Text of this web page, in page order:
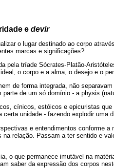
e devir
o lugar destinado ao corpo
marcas e significações?
pela tríade Sócrates-Platão-
o corpo e a alma, o desejo e o
de forma integrada, não
de um só domínio - a physis
cínicos, estóicos e epicuristas
unidade - fazendo explodir uma
e entendimentos conforme a
relação. Passam a ter sentido e
o que permanece imutável na
saber da expressão dos corpos